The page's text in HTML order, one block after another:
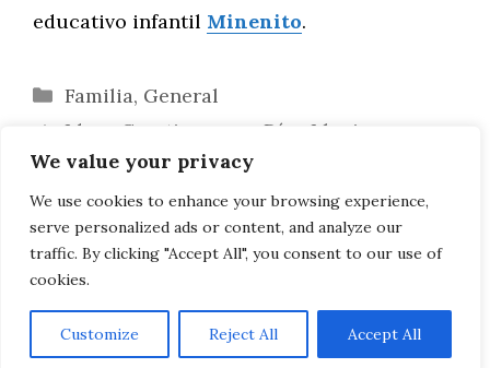
We value your privacy
We use cookies to enhance your browsing experience,
serve personalized ads or content, and analyze our
traffic. By clicking "Accept All", you consent to our use of
cookies.
Customize Reject All Accept All
educativo infantil Minenito.
Categorías
Familia, General
Ideas Creativas para Días Lluviosos:
Actividades en Casa
Enseñando a Navegar las Emociones:
Cómo Ayudar a Tu Hijo Desde Pequeño
AVISO LEGAL, POLITICA DE PRIVACIDAD, COOKIES